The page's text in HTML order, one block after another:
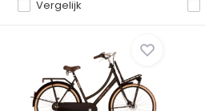
Vergelijk